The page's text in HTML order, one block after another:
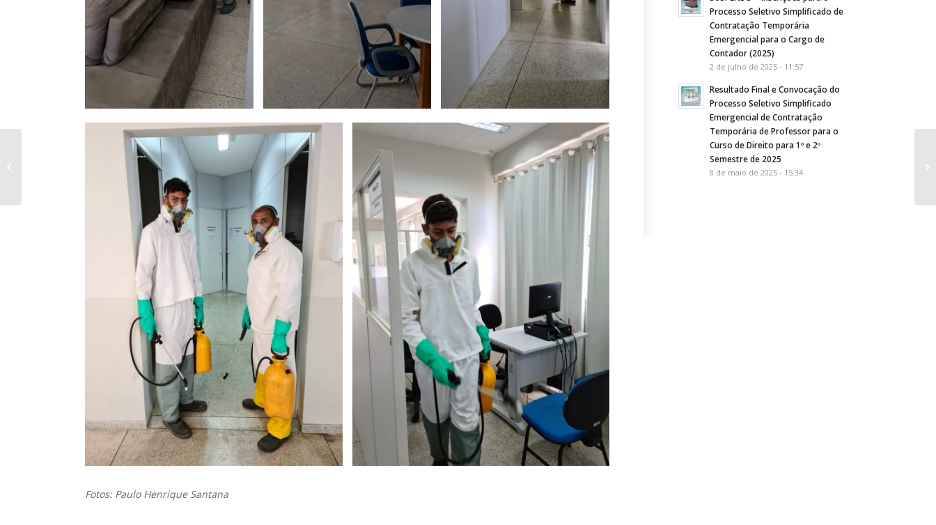
Fotos: Paulo Henrique Santana
Processo Seletivo Simplificado de
Contratação Temporária
Emergencial para o Cargo de
Contador (2025)
2 de julho de 2025 - 11:57
Resultado Final e Convocação do
Processo Seletivo Simplificado
Emergencial de Contratação
Temporária de Professor para o
Curso de Direito para 1º e 2º
Semestre de 2025
8 de maio de 2025 - 15:34
PORTARIA Nº 062/2022 – Exonera a
pedido da servidora Vanessa